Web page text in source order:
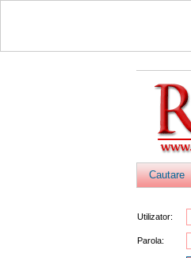
Cautare
Utilizator:
Parola: